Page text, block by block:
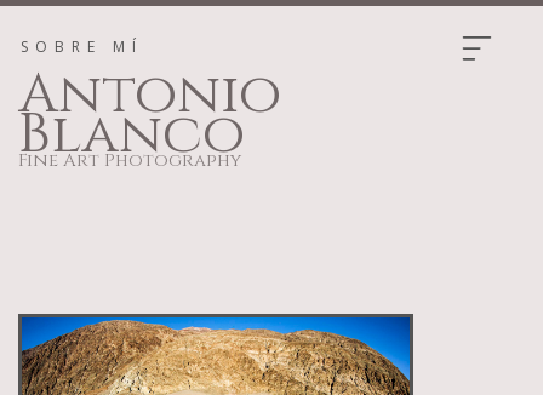
SOBRE MÍ
Antonio
Blanco
Fine Art Photography